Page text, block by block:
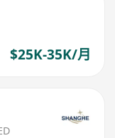
$25K-35K/月